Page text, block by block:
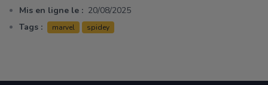
Mis en ligne le : 20/08/2025
Tags :
marvel spidey